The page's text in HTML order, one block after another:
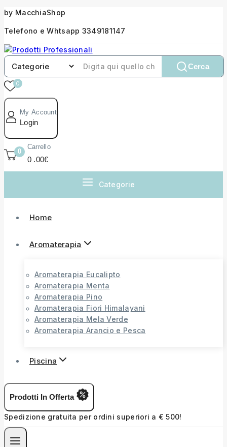
by MacchiaShop
Telefono e Whtsapp 3349181147
Cerca
0
My Account
Login
0
Carrello
0 .00€
Categorie
Home
Aromaterapia
Aromaterapia Eucalipto
Aromaterapia Menta
Aromaterapia Pino
Aromaterapia Fiori Himalayani
Aromaterapia Mela Verde
Aromaterapia Arancio e Pesca
Piscina
Prodotti In Offerta
Spedizione gratuita per ordini superiori a € 500!